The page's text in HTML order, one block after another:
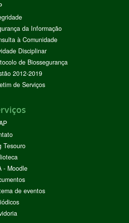
da Informação
à Comunidade
Disciplinar
de Biossegurança
2012-2019
de Serviços
Tesouro
- Moodle
de eventos